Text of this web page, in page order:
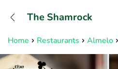
Home Restaurants Almelo
The Shamrock